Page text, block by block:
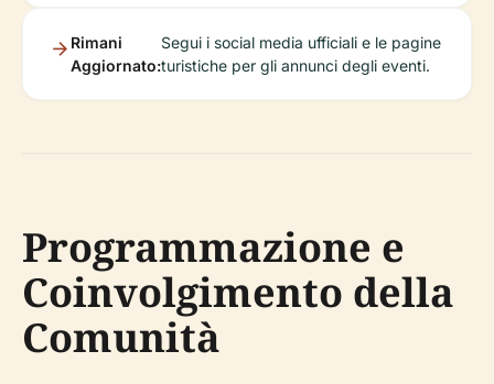
Rimani
Aggiornato:
Segui i social media ufficiali e le pagine
turistiche per gli annunci degli eventi.
Programmazione e
Coinvolgimento della
Comunità